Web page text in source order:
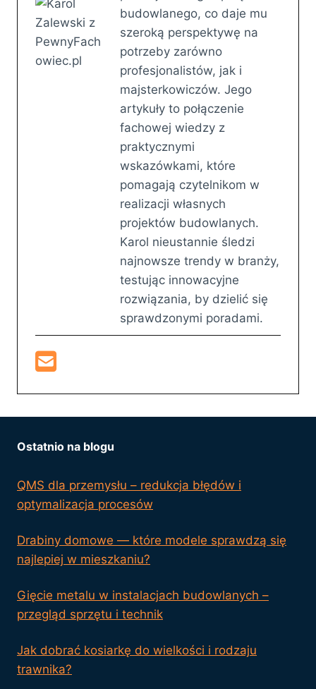
budowlanego, co daje mu
szeroką perspektywę na
potrzeby zarówno
profesjonalistów, jak i
majsterkowiczów. Jego
artykuły to połączenie
fachowej wiedzy z
praktycznymi
wskazówkami, które
pomagają czytelnikom w
realizacji własnych
projektów budowlanych.
Karol nieustannie śledzi
najnowsze trendy w branży,
testując innowacyjne
rozwiązania, by dzielić się
sprawdzonymi poradami.
Ostatnio na blogu
QMS dla przemysłu – redukcja błędów i
optymalizacja procesów
Drabiny domowe — które modele sprawdzą się
najlepiej w mieszkaniu?
Gięcie metalu w instalacjach budowlanych –
przegląd sprzętu i technik
Jak dobrać kosiarkę do wielkości i rodzaju
trawnika?